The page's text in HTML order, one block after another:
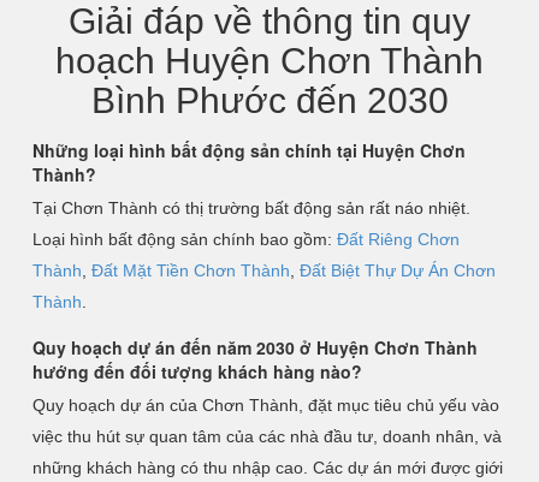
Giải đáp về thông tin quy
hoạch Huyện Chơn Thành
Bình Phước đến 2030
Những loại hình bất động sản chính tại Huyện Chơn
Thành?
Tại Chơn Thành có thị trường bất động sản rất náo nhiệt.
Loại hình bất động sản chính bao gồm: Đất Riêng Chơn
Thành Đất Mặt Tiền Chơn Thành Đất Biệt Thự Dự Án Chơn
Thành
Quy hoạch dự án đến năm 2030 ở Huyện Chơn Thành
hướng đến đối tượng khách hàng nào?
Quy hoạch dự án của Chơn Thành, đặt mục tiêu chủ yếu vào
việc thu hút sự quan tâm của các nhà đầu tư, doanh nhân, và
những khách hàng có thu nhập cao. Các dự án mới được giới